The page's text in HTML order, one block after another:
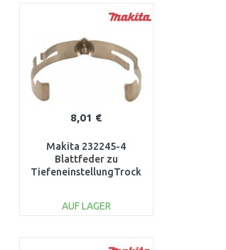
8,01 €
Makita 232245-4
Blattfeder zu
TiefeneinstellungTrockenbauschrauber
AUF LAGER